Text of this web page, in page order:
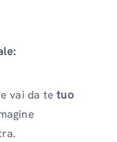
e vai da tetuo